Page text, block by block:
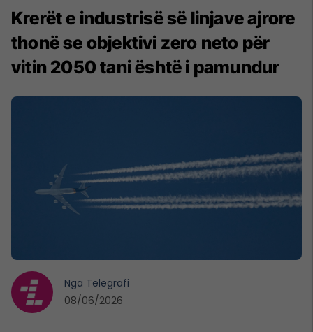
Krerët e industrisë së linjave ajrore
thonë se objektivi zero neto për
vitin 2050 tani është i pamundur
Nga Telegrafi
08/06/2026